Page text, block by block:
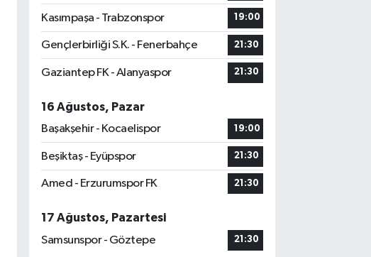
Kasımpaşa - Trabzonspor 19:00
Gençlerbirliği S.K. - Fenerbahçe 21:30
Gaziantep FK - Alanyaspor 21:30
16 Ağustos, Pazar
Başakşehir - Kocaelispor
19:00
Beşiktaş - Eyüpspor 21:30
Amed - Erzurumspor FK 21:30
17 Ağustos, Pazartesi
Samsunspor - Göztepe
21:30